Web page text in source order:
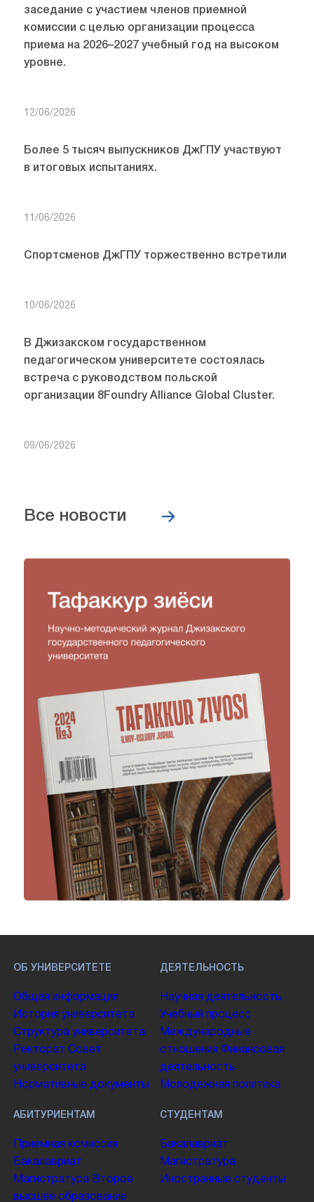
заседание с участием членов приемной
комиссии с целью организации процесса
приема на 2026–2027 учебный год на высоком
уровне.
12/06/2026
Более 5 тысяч выпускников ДжГПУ участвуют
в итоговых испытаниях.
11/06/2026
Спортсменов ДжГПУ торжественно встретили
10/06/2026
В Джизакском государственном
педагогическом университете состоялась
встреча с руководством польской
организации 8Foundry Alliance Global Cluster.
09/06/2026
Все новости
ОБ УНИВЕРСИТЕТЕ
Общая информация
История университета
Структура университета
Ректорат Совет
университета
Нормативные документы
ДЕЯТЕЛЬНОСТЬ
Научная деятельность
Учебный процесс
Международные
отношения Финансовая
деятельность
Молодежная политика
АБИТУРИЕНТАМ
Приемная комиссия
Бакалавриат
Магистратура Второе
высшее образование
СТУДЕНТАМ
Бакалавриат
Магистратура
Иностранные студенты